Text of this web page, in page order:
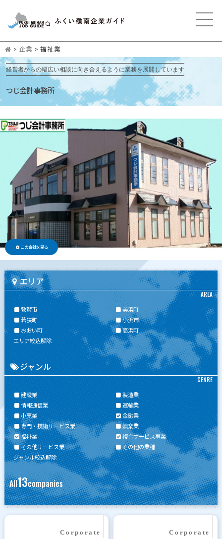
> 企業 > 福祉業
経営者からの幅広い相談に向き合えるように業務を展開しています
つじ会計事務所
この会社を見る
エリア
AREA
敦賀市
美浜町
若狭町
小浜市
おおい町
高浜町
エリア絞込解除
ジャンル
GENRE
建設業
製造業
情報通信業
運輸業
小売業
金融業
専門・技術サービス業
娯楽業
福祉業
複合サービス事業
その他サービス業
その他の業種
ジャンル絞込解除
All13companies